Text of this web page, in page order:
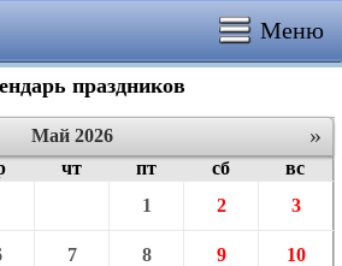
Меню
праздников
»
Май 2026
чт пт сб
вс
1
2 3
7 8 9 10